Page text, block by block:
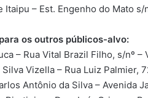
– Est. Engenho do Mato s/
os outros públicos-alvo:
– Rua Vital Brazil Filho, s/nº –
Vizella – Rua Luiz Palmier,
Antônio da Silva – Avenida